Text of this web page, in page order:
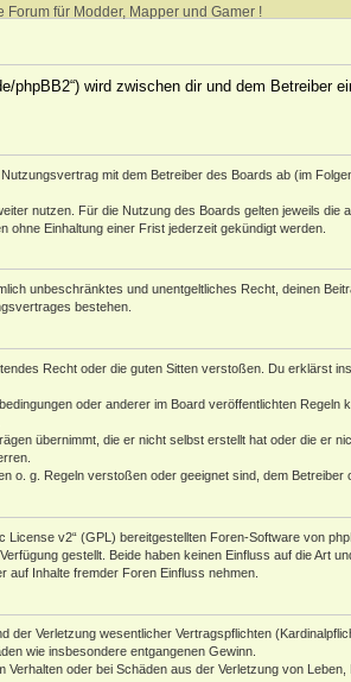
Forum für Modder, Mapper und Gamer !
phpBB2“) wird zwischen dir und dem Betreiber
mit dem Betreiber des Boards ab (im
nutzen. Für die Nutzung des Boards gelten jeweils die
Einhaltung einer Frist jederzeit gekündigt werden.
unbeschränktes und unentgeltliches Recht, deinen
bestehen.
Recht oder die guten Sitten verstoßen. Du erklärst
oder anderer im Board veröffentlichten Regeln
übernimmt, die er nicht selbst erstellt hat oder die er
g. Regeln verstoßen oder geeignet sind, dem Betreiber
License v2“ (GPL) bereitgestellten Foren-Software von
gestellt. Beide haben keinen Einfluss auf die Art
Inhalte fremder Foren Einfluss nehmen.
der Verletzung wesentlicher Vertragspflichten
wie insbesondere entgangenen Gewinn.
oder bei Schäden aus der Verletzung von